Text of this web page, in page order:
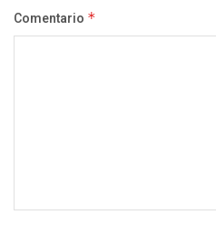
Comentario *